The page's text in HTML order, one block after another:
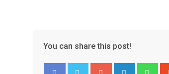
You can share this post!
Google+ LinkedIn